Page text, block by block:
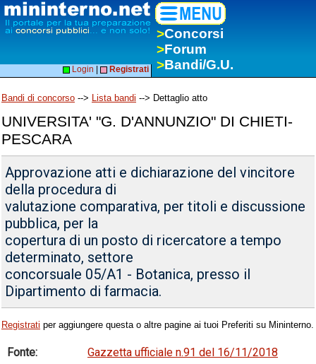
>Concorsi
>Forum
>Bandi/G.U.
Login Registrati
Bandi di concorso --> Lista bandi --> Dettaglio atto
UNIVERSITA' "G. D'ANNUNZIO" DI CHIETI-
PESCARA
Approvazione atti e dichiarazione del vincitore
della procedura di
valutazione comparativa, per titoli e discussione
pubblica, per la
copertura di un posto di ricercatore a tempo
determinato, settore
concorsuale 05/A1 - Botanica, presso il
Dipartimento di farmacia.
Registrati per aggiungere questa o altre pagine ai tuoi Preferiti su Mininterno.
Fonte: Gazzetta ufficiale n.91 del 16/11/2018